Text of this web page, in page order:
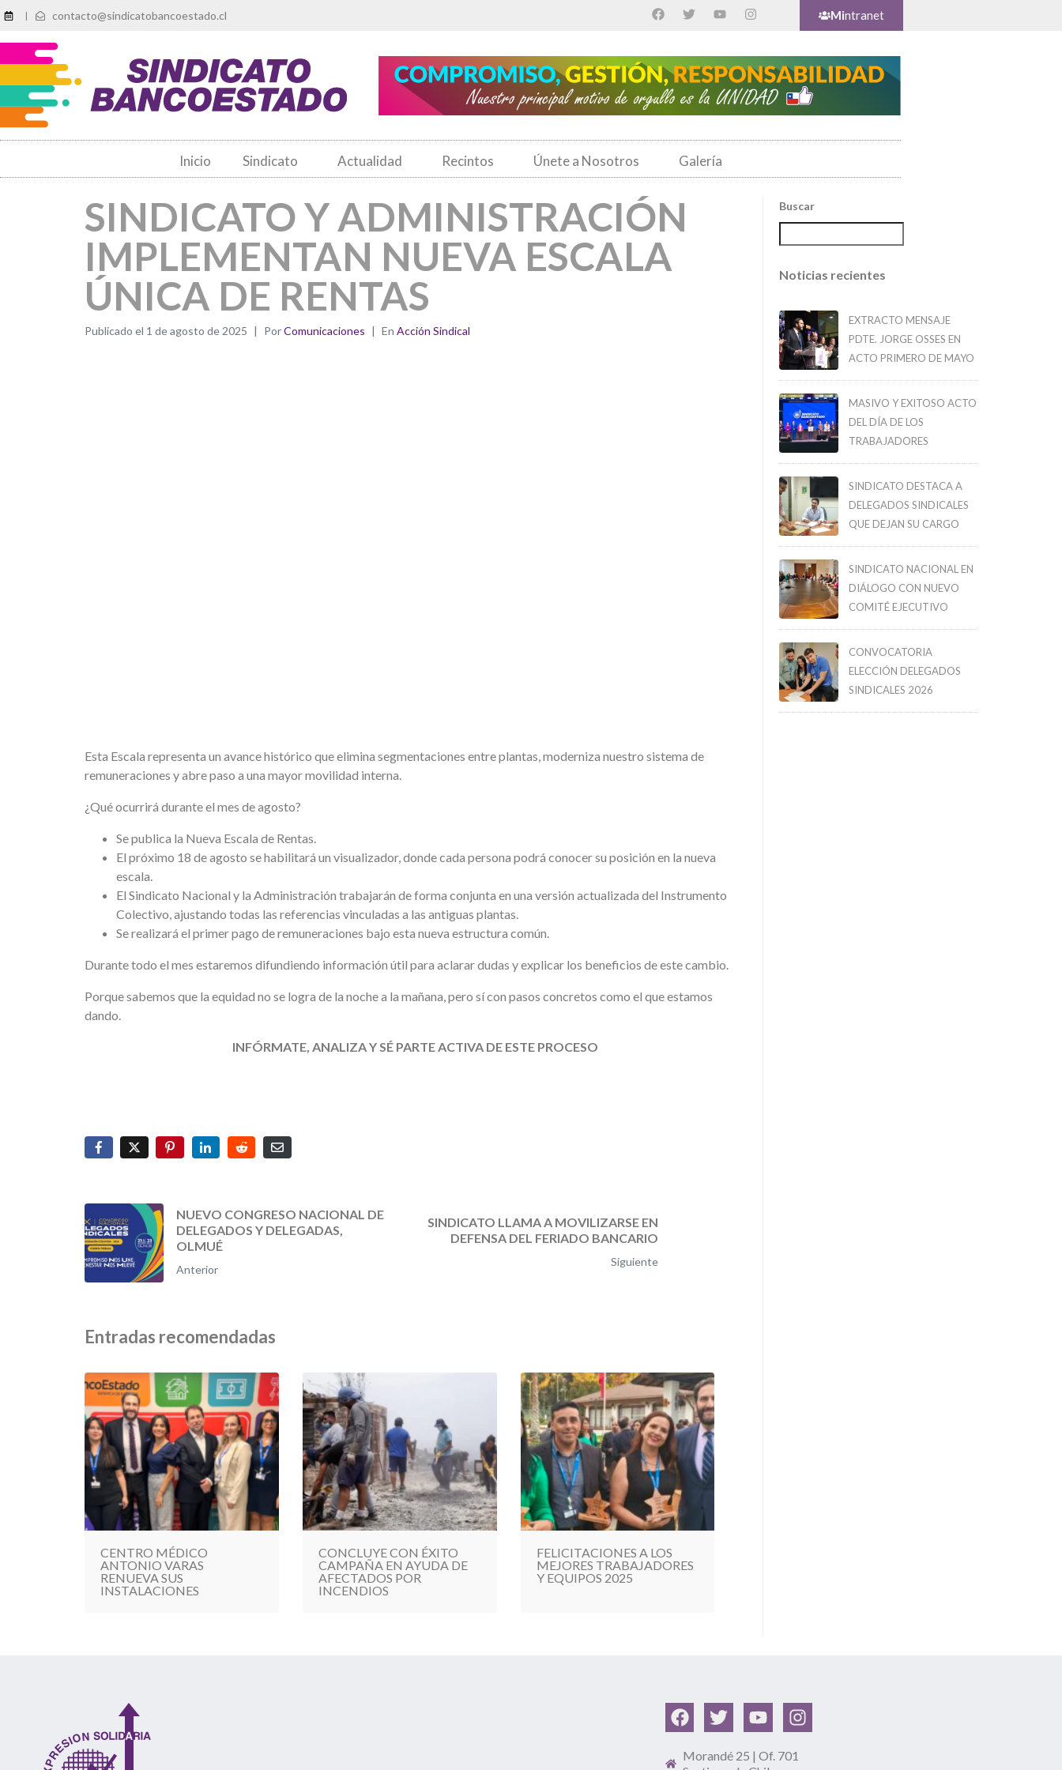
| contacto@sindicatobancoestado.cl Mintranet
Inicio Sindicato Actualidad Recintos Únete a Nosotros Galería
SINDICATO Y ADMINISTRACIÓN
IMPLEMENTAN NUEVA ESCALA
ÚNICA DE RENTAS
Publicado el 1 de agosto de 2025 PorComunicaciones En Acción Sindical
Esta Escala representa un avance histórico que elimina segmentaciones entre plantas, moderniza nuestro sistema de
remuneraciones y abre paso a una mayor movilidad interna.
¿Qué ocurrirá durante el mes de agosto?
Se publica la Nueva Escala de Rentas.
El próximo 18 de agosto se habilitará un visualizador, donde cada persona podrá conocer su posición en la nueva
escala.
El Sindicato Nacional y la Administración trabajarán de forma conjunta en una versión actualizada del Instrumento
Colectivo, ajustando todas las referencias vinculadas a las antiguas plantas.
Se realizará el primer pago de remuneraciones bajo esta nueva estructura común.
Durante todo el mes estaremos difundiendo información útil para aclarar dudas y explicar los beneficios de este cambio.
Porque sabemos que la equidad no se logra de la noche a la mañana, pero sí con pasos concretos como el que estamos
dando.
INFÓRMATE, ANALIZA Y SÉ PARTE ACTIVA DE ESTE PROCESO
NUEVO CONGRESO NACIONAL DE
DELEGADOS Y DELEGADAS,
OLMUÉ
Anterior
SINDICATO LLAMA A MOVILIZARSE EN
DEFENSA DEL FERIADO BANCARIO
Siguiente
Entradas recomendadas
CENTRO MÉDICO
ANTONIO VARAS
RENUEVA SUS
INSTALACIONES
CONCLUYE CON ÉXITO
CAMPAÑA EN AYUDA DE
AFECTADOS POR
INCENDIOS
FELICITACIONES A LOS
MEJORES TRABAJADORES
Y EQUIPOS 2025
Buscar
Noticias recientes
EXTRACTO MENSAJE
PDTE. JORGE OSSES EN
ACTO PRIMERO DE MAYO
MASIVO Y EXITOSO ACTO
DEL DÍA DE LOS
TRABAJADORES
SINDICATO DESTACA A
DELEGADOS SINDICALES
QUE DEJAN SU CARGO
SINDICATO NACIONAL EN
DIÁLOGO CON NUEVO
COMITÉ EJECUTIVO
CONVOCATORIA
ELECCIÓN DELEGADOS
SINDICALES 2026
Morandé 25 | Of. 701